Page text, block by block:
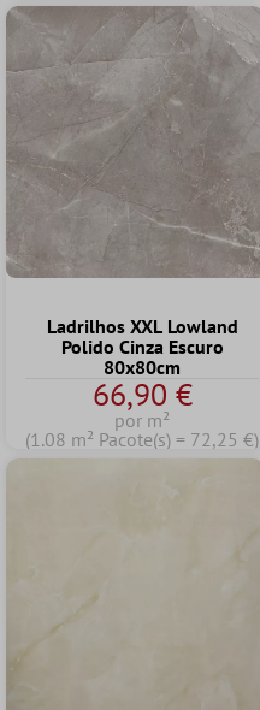
Ladrilhos XXL Lowland
Polido Cinza Escuro
80x80cm
66,90 €
por m²
(1.08 m² Pacote(s) = 72,25 €)